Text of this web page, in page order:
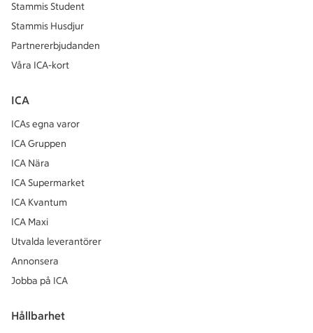
Stammis Student
Stammis Husdjur
Partnererbjudanden
Våra ICA-kort
ICA
ICAs egna varor
ICA Gruppen
ICA Nära
ICA Supermarket
ICA Kvantum
ICA Maxi
Utvalda leverantörer
Annonsera
Jobba på ICA
Hållbarhet